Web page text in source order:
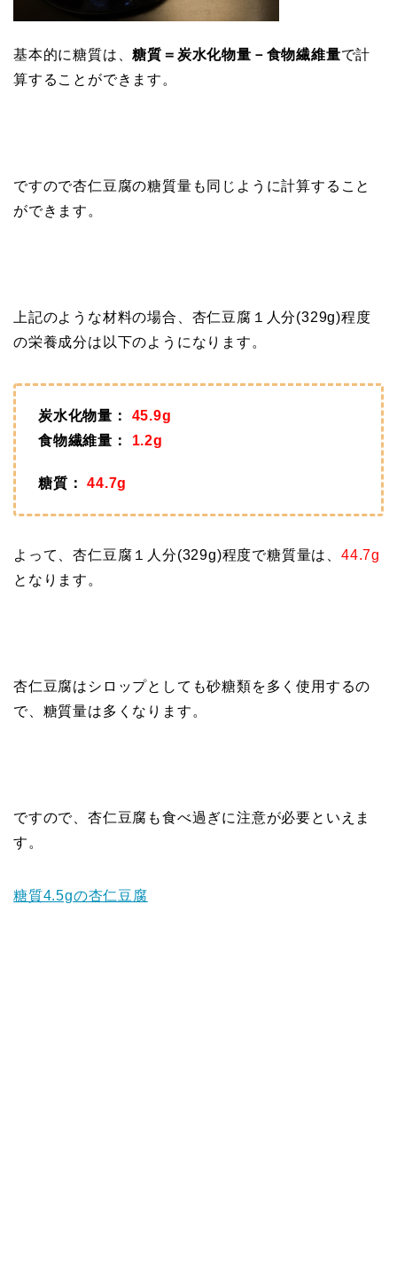
基本的に糖質は、糖質＝炭水化物量－食物繊維量で計
算することができます。
ですので杏仁豆腐の糖質量も同じように計算すること
ができます。
上記のような材料の場合、杏仁豆腐１人分(329g)程度
の栄養成分は以下のようになります。
炭水化物量：
45.9g
食物繊維量：
1.2g
糖質： 44.7g
よって、杏仁豆腐１人分(329g)程度で糖質量は、 44.7g
となります。
杏仁豆腐はシロップとしても砂糖類を多く使用するの
で、糖質量は多くなります。
ですので、杏仁豆腐も食べ過ぎに注意が必要といえま
す。
糖質4.5gの杏仁豆腐